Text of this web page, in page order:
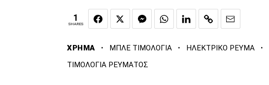
1
SHARES
ΧΡΗΜΑ · ΜΠΛΕ ΤΙΜΟΛΟΓΙΑ · ΗΛΕΚΤΡΙΚΟ ΡΕΥΜΑ ·
ΤΙΜΟΛΟΓΙΑ ΡΕΥΜΑΤΟΣ